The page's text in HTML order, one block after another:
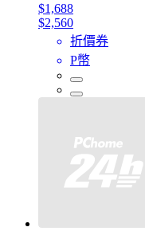
$1,688
$2,560
折價券
P幣